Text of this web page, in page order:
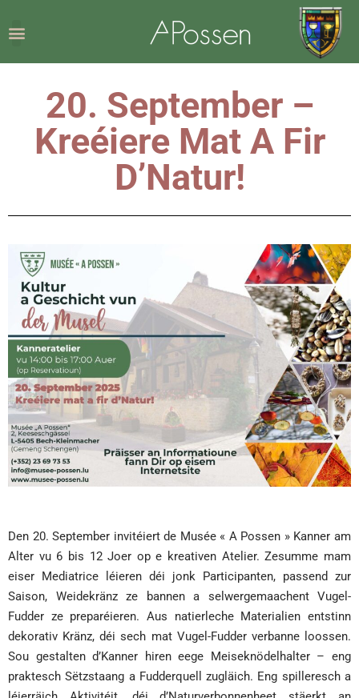
20. September –
Kreéiere Mat A Fir
D’Natur!
Den 20. September invitéiert de Musée « A Possen » Kanner am
Alter vu 6 bis 12 Joer op e kreativen Atelier. Zesumme mam
eiser Mediatrice léieren déi jonk Participanten, passend zur
Saison, Weidekränz ze bannen a selwergemaachent Vugel-
Fudder ze preparéieren. Aus natierleche Materialien entstinn
dekorativ Kränz, déi sech mat Vugel-Fudder verbanne loossen.
Sou gestalten d’Kanner hiren eege Meiseknödelhalter – eng
praktesch Sëtzstaang a Fudderquell zugläich. Eng spilleresch a